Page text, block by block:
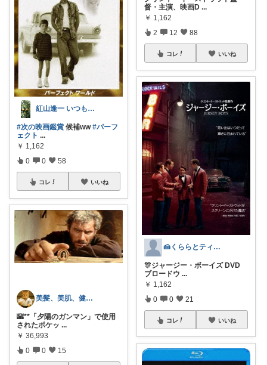
紅山逢一 いつも ありがとうございます✨
#次の映画鑑賞 候補ww#パーフ
ェクト ...
￥ 1,162
0 0 58
コレ いいね
美髪、美肌、健康商品お勧めROOM
🌇**「夕陽のガンマン」で使用
されたポケッ ...
￥ 36,993
0 0 15
督・主演、映画D ...
￥ 1,162
2 12 88
コレ いいね
🍰くららとティーカップ☕5日感謝！💐
🎊ジャージー・ボーイズ DVD
ブロードウ ...
￥ 1,162
0 0 21
コレ いいね